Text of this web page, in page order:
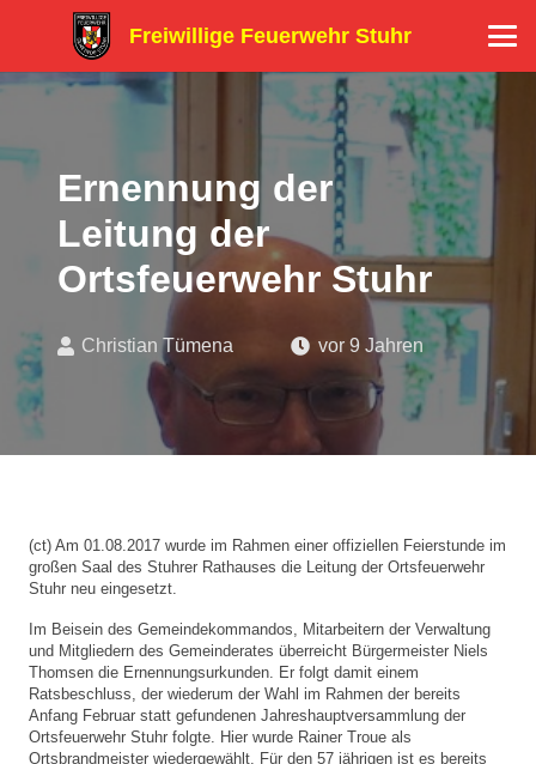
Freiwillige Feuerwehr Stuhr
Ernennung der
Leitung der
Ortsfeuerwehr Stuhr
Christian Tümena vor 9 Jahren
(ct) Am 01.08.2017 wurde im Rahmen einer offiziellen Feierstunde im
großen Saal des Stuhrer Rathauses die Leitung der Ortsfeuerwehr
Stuhr neu eingesetzt.
Im Beisein des Gemeindekommandos, Mitarbeitern der Verwaltung
und Mitgliedern des Gemeinderates überreicht Bürgermeister Niels
Thomsen die Ernennungsurkunden. Er folgt damit einem
Ratsbeschluss, der wiederum der Wahl im Rahmen der bereits
Anfang Februar statt gefundenen Jahreshauptversammlung der
Ortsfeuerwehr Stuhr folgte. Hier wurde Rainer Troue als
Ortsbrandmeister wiedergewählt. Für den 57 jährigen ist es bereits